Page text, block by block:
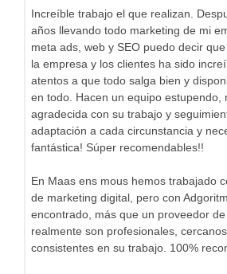
Increíble trabajo el que realizan.
años llevando todo marketing de mi
meta ads, web y SEO puedo decir
la empresa y los clientes ha sido
atentos a que todo salga bien y
en todo. Hacen un equipo estupendo,
agradecida con su trabajo y
adaptación a cada circunstancia y
fantástica! Súper recomendables!!
En Maas ens mous hemos trabajado
de marketing digital, pero con
encontrado, más que un proveedor de
realmente son profesionales,
consistentes en su trabajo. 100%